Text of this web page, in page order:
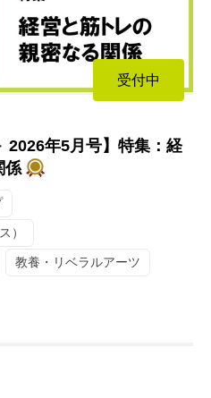
受付中
2026年5月号】特集：経
係
）
教養・リベラルアーツ